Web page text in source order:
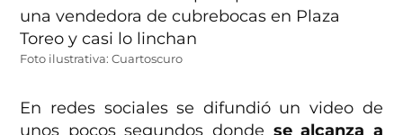
Foto ilustrativa: Cuartoscuro
En redes sociales se difundió un video de
unos pocos segundos donde se alcanza a